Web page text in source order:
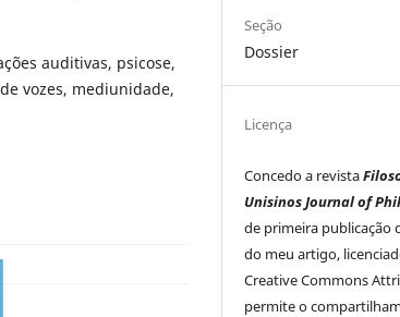
auditivas, psicose,
vozes, mediunidade,
Seção
Dossier
Licença
Concedo a revista
Unisinos Journal of
de primeira publicação
do meu artigo,
Creative Commons
permite o